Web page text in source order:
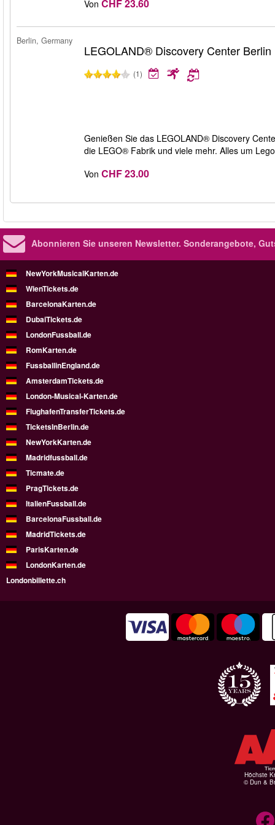
Von CHF 23.60
Berlin, Germany
LEGOLAND® Discovery Center Berlin
(1)
Genießen Sie das LEGOLAND® Discovery
die LEGO® Fabrik und viele mehr. Alles um
Von CHF 23.00
Abonnieren Sie unseren Newsletter. Sonderangebote,
NewYorkMusicalKarten.de
WienTickets.de
BarcelonaKarten.de
DubaiTickets.de
LondonFussball.de
RomKarten.de
FussballinEngland.de
AmsterdamTickets.de
London-Musical-Karten.de
FlughafenTransferTickets.de
TicketsInBerlin.de
NewYorkKarten.de
Madridfussball.de
Ticmate.de
PragTickets.de
ItalienFussball.de
BarcelonaFussball.de
MadridTickets.de
ParisKarten.de
LondonKarten.de
Londonbillette.ch
Höchste
© Dun &